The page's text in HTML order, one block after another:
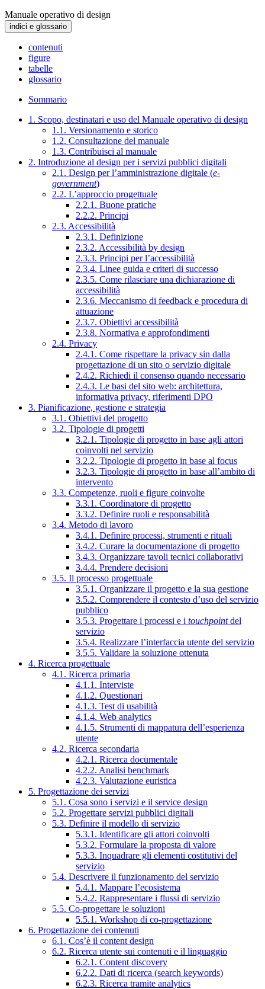
Manuale operativo di design
indici e glossario
contenuti
figure
tabelle
glossario
Sommario
1. Scopo, destinatari e uso del Manuale operativo di design
1.1. Versionamento e storico
1.2. Consultazione del manuale
1.3. Contribuisci al manuale
2. Introduzione al design per i servizi pubblici digitali
2.1. Design per l’amministrazione digitale (e-
government)
2.2. L’approccio progettuale
2.2.1. Buone pratiche
2.2.2. Principi
2.3. Accessibilità
2.3.1. Definizione
2.3.2. Accessibilità by design
2.3.3. Principi per l’accessibilità
2.3.4. Linee guida e criteri di successo
2.3.5. Come rilasciare una dichiarazione di
accessibilità
2.3.6. Meccanismo di feedback e procedura di
attuazione
2.3.7. Obiettivi accessibilità
2.3.8. Normativa e approfondimenti
2.4. Privacy
2.4.1. Come rispettare la privacy sin dalla
progettazione di un sito o servizio digitale
2.4.2. Richiedi il consenso quando necessario
2.4.3. Le basi del sito web: architettura,
informativa privacy, riferimenti DPO
3. Pianificazione, gestione e strategia
3.1. Obiettivi del progetto
3.2. Tipologie di progetti
3.2.1. Tipologie di progetto in base agli attori
coinvolti nel servizio
3.2.2. Tipologie di progetto in base al focus
3.2.3. Tipologie di progetto in base all’ambito di
intervento
3.3. Competenze, ruoli e figure coinvolte
3.3.1. Coordinatore di progetto
3.3.2. Definire ruoli e responsabilità
3.4. Metodo di lavoro
3.4.1. Definire processi, strumenti e rituali
3.4.2. Curare la documentazione di progetto
3.4.3. Organizzare tavoli tecnici collaborativi
3.4.4. Prendere decisioni
3.5. Il processo progettuale
3.5.1. Organizzare il progetto e la sua gestione
3.5.2. Comprendere il contesto d’uso del servizio
pubblico
3.5.3. Progettare i processi e i touchpointdel
servizio
3.5.4. Realizzare l’interfaccia utente del servizio
3.5.5. Validare la soluzione ottenuta
4. Ricerca progettuale
4.1. Ricerca primaria
4.1.1. Interviste
4.1.2. Questionari
4.1.3. Test di usabilità
4.1.4. Web analytics
4.1.5. Strumenti di mappatura dell’esperienza
utente
4.2. Ricerca secondaria
4.2.1. Ricerca documentale
4.2.2. Analisi benchmark
4.2.3. Valutazione euristica
5. Progettazione dei servizi
5.1. Cosa sono i servizi e il service design
5.2. Progettare servizi pubblici digitali
5.3. Definire il modello di servizio
5.3.1. Identificare gli attori coinvolti
5.3.2. Formulare la proposta di valore
5.3.3. Inquadrare gli elementi costitutivi del
servizio
5.4. Descrivere il funzionamento del servizio
5.4.1. Mappare l’ecosistema
5.4.2. Rappresentare i flussi di servizio
5.5. Co-progettare le soluzioni
5.5.1. Workshop di co-progettazione
6. Progettazione dei contenuti
6.1. Cos’è il content design
6.2. Ricerca utente sui contenuti e il linguaggio
6.2.1. Content discovery
6.2.2. Dati di ricerca (search keywords)
6.2.3. Ricerca tramite analytics